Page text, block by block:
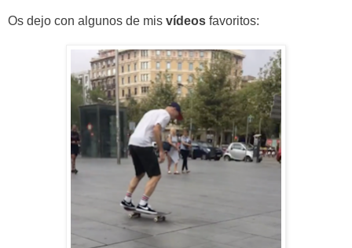
Os dejo con algunos de mis vídeos favoritos: